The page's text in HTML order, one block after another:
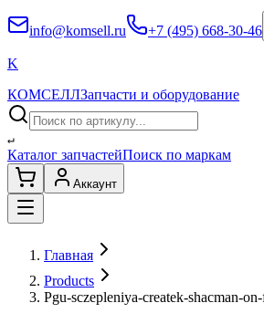
info@komsell.ru +7 (495) 668-30-46
K
КОМСЕЛЛЗапчасти и оборудование
↵
Каталог запчастейПоиск по маркам
Аккаунт
Главная
Products
Pgu-sczepleniya-createk-shacman-